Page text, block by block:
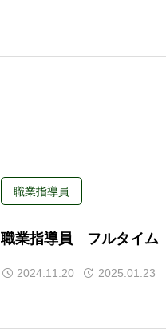
職業指導員
職業指導員 フルタイム
2024.11.20 2025.01.23